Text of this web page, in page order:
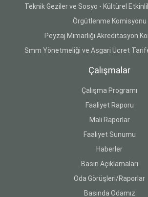
Teknik Geziler ve Sosyo - Kültürel
Örgütlenme Komisyonu
Peyzaj Mimarlığı Akreditasyon
Smm Yönetmeliği ve Asgari Ücret
Çalışmalar
Çalışma Programı
Faaliyet Raporu
Mali Raporlar
Faaliyet Sunumu
Haberler
Basın Açıklamaları
Oda Görüşleri/Raporlar
Basında Odamız